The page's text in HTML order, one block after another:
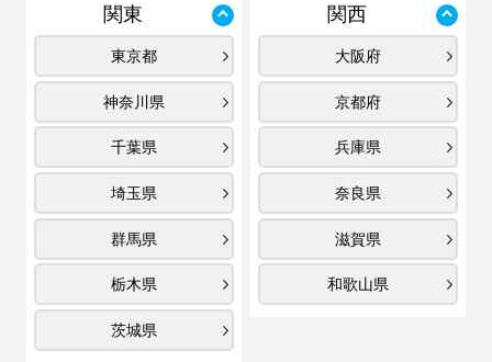
関東
東京都
神奈川県
千葉県
埼玉県
群馬県
栃木県
茨城県
関西
大阪府
京都府
兵庫県
奈良県
滋賀県
和歌山県